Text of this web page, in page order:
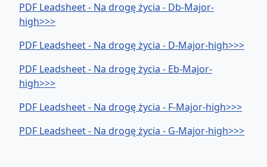
PDF Leadsheet - Na drogę życia - Db-Major-
high>>>
PDF Leadsheet - Na drogę życia - D-Major-high>>>
PDF Leadsheet - Na drogę życia - Eb-Major-
high>>>
PDF Leadsheet - Na drogę życia - F-Major-high>>>
PDF Leadsheet - Na drogę życia - G-Major-high>>>